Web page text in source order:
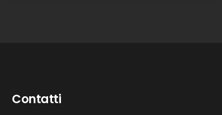
Contatti